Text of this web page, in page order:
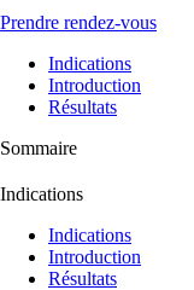
Prendre rendez-vous
Indications
Introduction
Résultats
Sommaire
Indications
Indications
Introduction
Résultats